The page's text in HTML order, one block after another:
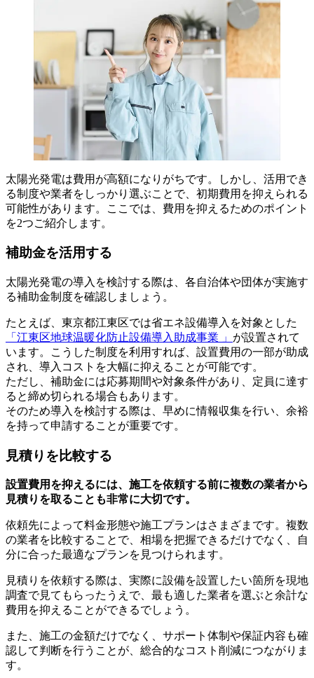
太陽光発電は費用が高額になりがちです。しかし、活用でき
る制度や業者をしっかり選ぶことで、初期費用を抑えられる
可能性があります。ここでは、費用を抑えるためのポイント
を2つご紹介します。
補助金を活用する
太陽光発電の導入を検討する際は、各自治体や団体が実施す
る補助金制度を確認しましょう。
たとえば、東京都江東区では省エネ設備導入を対象とした
「江東区地球温暖化防止設備導入助成事業 」 が設置されて
います。こうした制度を利用すれば、設置費用の一部が助成
され、導入コストを大幅に抑えることが可能です。
ただし、補助金には応募期間や対象条件があり、定員に達す
ると締め切られる場合もあります。
そのため導入を検討する際は、早めに情報収集を行い、余裕
を持って申請することが重要です。
見積りを比較する
設置費用を抑えるには、施工を依頼する前に複数の業者から
見積りを取ることも非常に大切です。
依頼先によって料金形態や施工プランはさまざまです。複数
の業者を比較することで、相場を把握できるだけでなく、自
分に合った最適なプランを見つけられます。
見積りを依頼する際は、実際に設備を設置したい箇所を現地
調査で見てもらったうえで、最も適した業者を選ぶと余計な
費用を抑えることができるでしょう。
また、施工の金額だけでなく、サポート体制や保証内容も確
認して判断を行うことが、総合的なコスト削減につながりま
す。